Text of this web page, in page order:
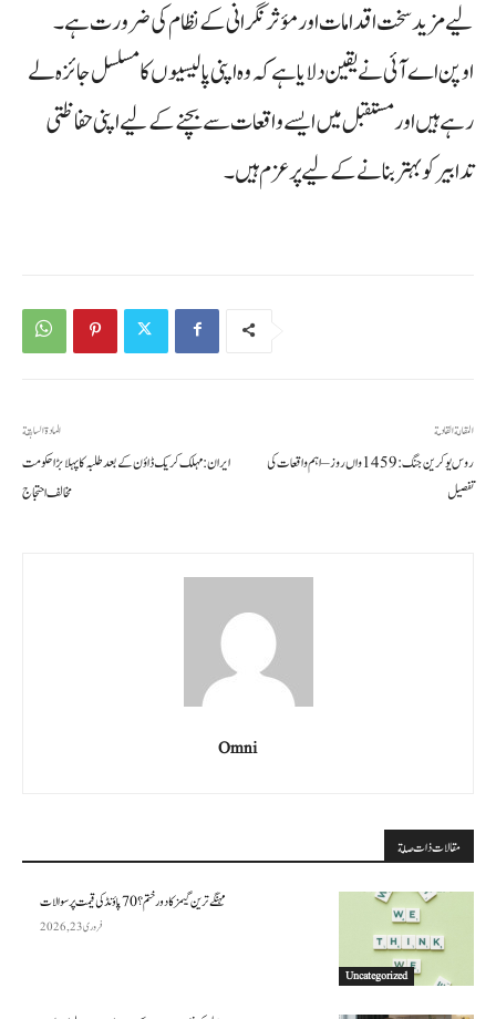
لیے مزید سخت اقدامات اور مؤثر نگرانی کے نظام کی ضرورت ہے۔
اوپن اے آئی نے یقین دلایا ہے کہ وہ اپنی پالیسیوں کا مسلسل جائزہ لے
رہے ہیں اور مستقبل میں ایسے واقعات سے بچنے کے لیے اپنی حفاظتی
تدابیر کو بہتر بنانے کے لیے پرعزم ہیں۔
المادة السابقة
ایران: مہلک کریک ڈاؤن کے بعد طلبہ کا پہلا بڑا حکومت
مخالف احتجاج
المقالة القادمة
روس یوکرین جنگ: 1459 واں روز – اہم واقعات کی
تفصیل
Omni
مقالات ذات صلة
Uncategorized
مہنگے ترین گیمز کا دور ختم؟ 70 پاؤنڈ کی قیمت پر سوالات
فروری 23, 2026